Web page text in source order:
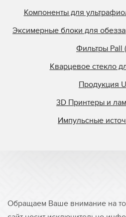
Компоненты для
Эксимерные блоки для
Фильтры Pall
Кварцевое стекло
Продукция
3D Принтеры и
Импульсные
Обращаем Ваше внимание на